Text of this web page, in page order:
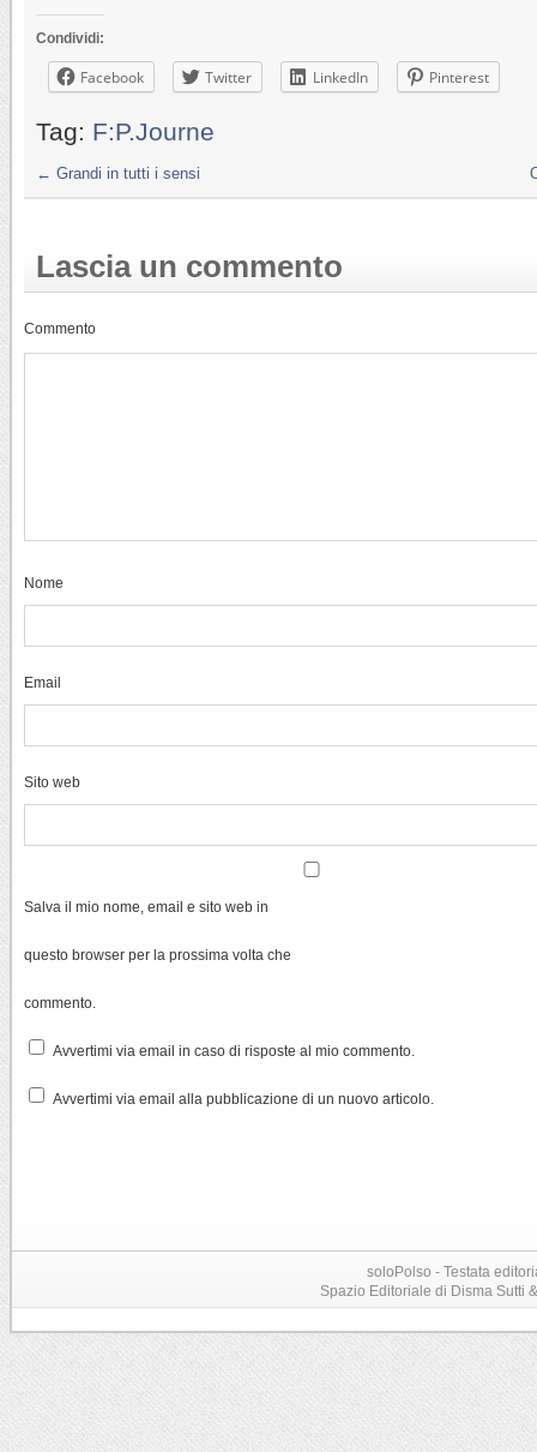
Condividi:
Facebook Twitter LinkedIn Pinterest
Tag: F:P.Journe
← Grandi in tutti i sensi
Lascia un commento
Commento
Nome
Email
Sito web
Salva il mio nome, email e sito web in
questo browser per la prossima volta che
commento.
Avvertimi via email in caso di risposte al mio commento.
Avvertimi via email alla pubblicazione di un nuovo articolo.
soloPolso - Testata
Spazio Editoriale di Disma Sutti